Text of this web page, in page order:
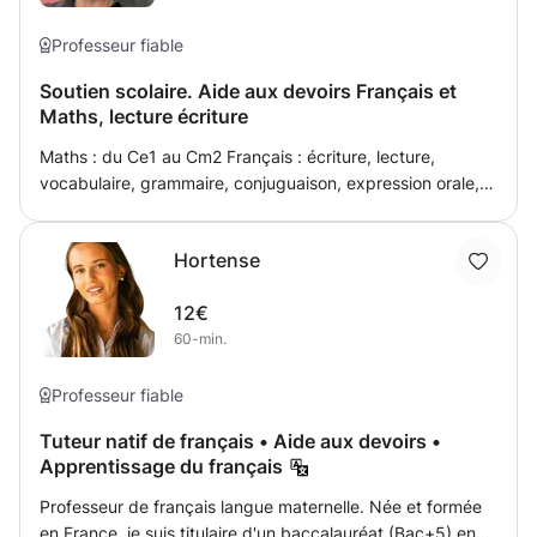
Professeur fiable
Soutien scolaire. Aide aux devoirs Français et
Maths, lecture écriture
Maths : du Ce1 au Cm2 Français : écriture, lecture,
vocabulaire, grammaire, conjuguaison, expression orale,
Hortense
12€
60-min.
Professeur fiable
Tuteur natif de français • Aide aux devoirs •
Apprentissage du français
Professeur de français langue maternelle. Née et formée
en France, je suis titulaire d'un baccalauréat (Bac+5) en